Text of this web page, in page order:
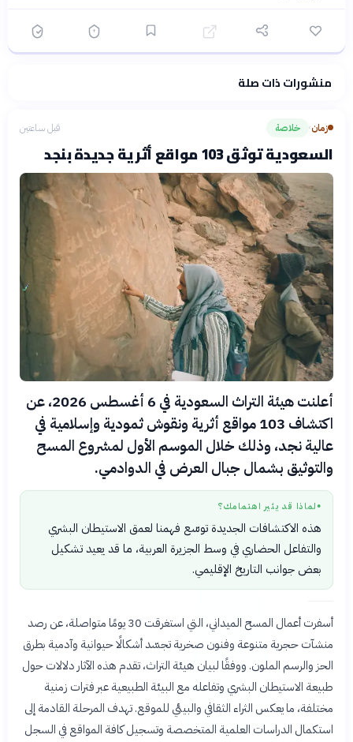
فلسفتنا المعرفية· سياسة الذكاء الاصطناعيمنشورات ذات صلة
زمان› خلاصة قبل ساعتين
السعودية توثق 103 مواقع أثرية جديدة بنجد
أعلنت هيئة التراث السعودية في 6 أغسطس 2026، عن
اكتشاف 103 مواقع أثرية ونقوش ثمودية وإسلامية في
عالية نجد، وذلك خلال الموسم الأول لمشروع المسح
والتوثيق بشمال جبال العرض في الدوادمي.
● لماذا قد يثير اهتمامك؟
هذه الاكتشافات الجديدة توسّع فهمنا لعمق الاستيطان البشري
والتفاعل الحضاري في وسط الجزيرة العربية، ما قد يعيد تشكيل
بعض جوانب التاريخ الإقليمي.
أسفرت أعمال المسح الميداني، التي استغرقت 30 يومًا متواصلة، عن رصد
منشآت حجرية متنوعة وفنون صخرية تجسّد أشكالًا حيوانية وآدمية بطرق
الحز والرسم الملون. ووفقًا لبيان هيئة التراث، تقدم هذه الآثار دلالات حول
طبيعة الاستيطان البشري وتفاعله مع البيئة الطبيعية عبر فترات زمنية
مختلفة، ما يعكس الثراء الثقافي والبيئي للموقع. تهدف المرحلة القادمة إلى
استكمال الدراسات العلمية المتخصصة وتسجيل كافة المواقع في السجل